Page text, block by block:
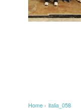
Home › italia_058